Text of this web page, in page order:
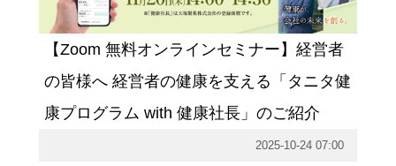
【Zoom 無料オンラインセミナー】経営者
の皆様へ 経営者の健康を支える「タニタ健
康プログラム with 健康社長」のご紹介
2025-10-24 07:00